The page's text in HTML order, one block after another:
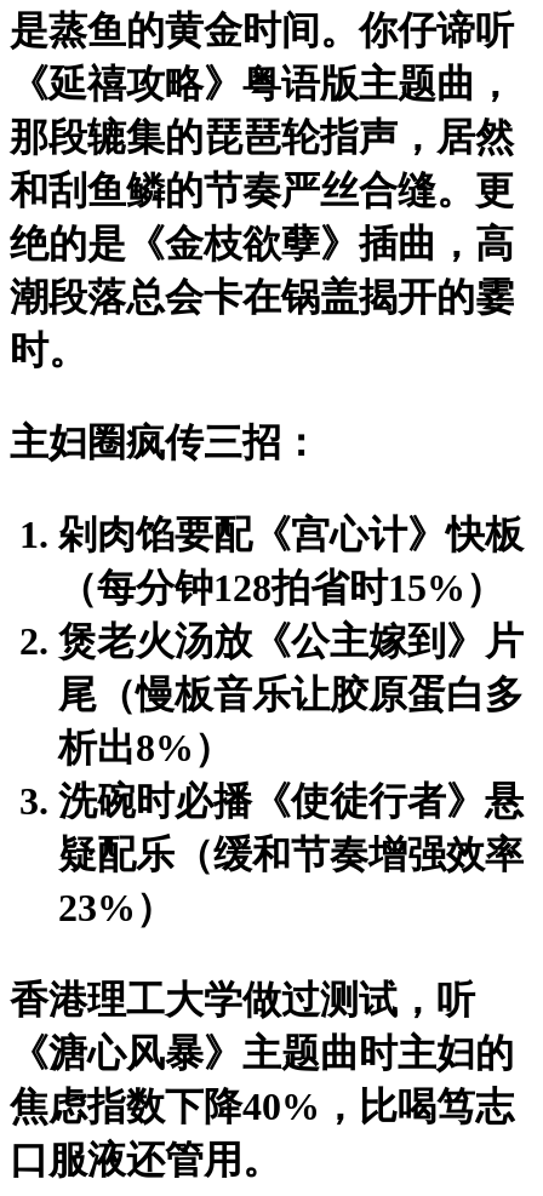
是蒸鱼的黄金时间。你仔谛听
《延禧攻略》粤语版主题曲，
那段辘集的琵琶轮指声，居然
和刮鱼鳞的节奏严丝合缝。更
绝的是《金枝欲孽》插曲，高
潮段落总会卡在锅盖揭开的霎
时。
主妇圈疯传三招：
剁肉馅要配《宫心计》快板
（每分钟128拍省时15%）
煲老火汤放《公主嫁到》片
尾 （慢板音乐让胶原蛋白多
析出8%）
洗碗时必播《使徒行者》悬
疑配乐 （缓和节奏增强效率
23%）
香港理工大学做过测试，听
《溏心风暴》主题曲时主妇的
焦虑指数下降40%，比喝笃志
口服液还管用。